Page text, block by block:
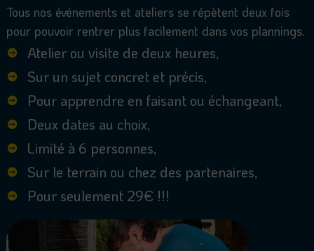
Tous nos événements et ateliers se répètent deux fois
pour pouvoir rentrer plus facilement dans vos plannings.
 Atelier ou visite de deux heures,
 Sur un sujet concret et précis,
 Pour apprendre en faisant ou échangeant,
 Deux dates au choix,
 Limité à 6 personnes,
 Sur le terrain ou chez des partenaires,
 Pour seulement 29€ !!!